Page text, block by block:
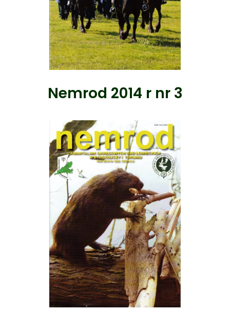
Nemrod 2014 r nr 3